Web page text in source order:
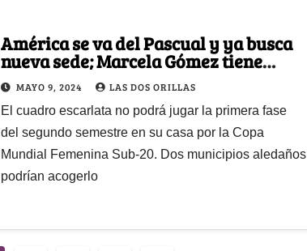
América se va del Pascual y ya busca
nueva sede; Marcela Gómez tiene
varias opciones
MAYO 9, 2024 LAS DOS ORILLAS
El cuadro escarlata no podrá jugar la primera fase
del segundo semestre en su casa por la Copa
Mundial Femenina Sub-20. Dos municipios aledaños
podrían acogerlo